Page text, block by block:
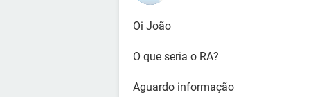
Oi João
O que seria o RA?
Aguardo informação